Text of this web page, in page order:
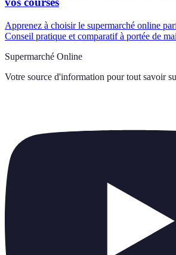
Apprenez à choisir le supermarché online
Conseil pratique et comparatif à portée de
Supermarché Online
Votre source d'information pour tout savoir